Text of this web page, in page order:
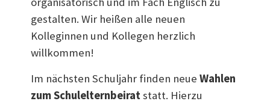
gestalten. Wir heißen alle neuen
Kolleginnen und Kollegen herzlich
willkommen!
Im nächsten Schuljahr finden neue Wahlen
zum Schulelternbeiratstatt. Hierzu